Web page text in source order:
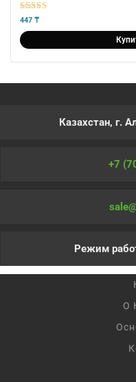
5из 5
447 ₸
Казахстан, г.
+7
Режим
О